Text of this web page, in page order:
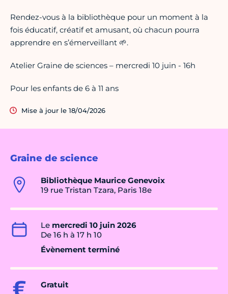
Graine de science
Bibliothèque Maurice Genevoix
19 rue Tristan Tzara, Paris 18e
Le mercredi 10 juin 2026
De 16 h à 17 h 10
Évènement terminé
Gratuit
Rendez-vous à la bibliothèque pour un moment à la
fois éducatif, créatif et amusant, où chacun pourra
apprendre en s’émerveillant 🌱.
Atelier Graine de sciences – mercredi 10 juin - 16h
Pour les enfants de 6 à 11 ans
Mise à jour le 18/04/2026